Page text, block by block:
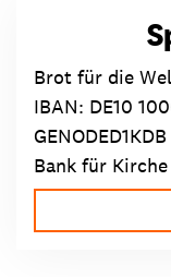
Brot für die
IBAN: DE10
GENODED1KDB
Bank für